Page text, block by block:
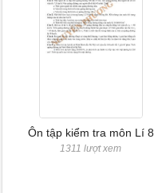
Ôn tập kiểm tra môn Lí 8
1311 lượt xem